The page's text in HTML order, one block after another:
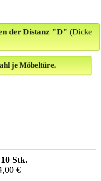
der Distanz "D"(Dicke
je Möbeltüre.
Stk.
€